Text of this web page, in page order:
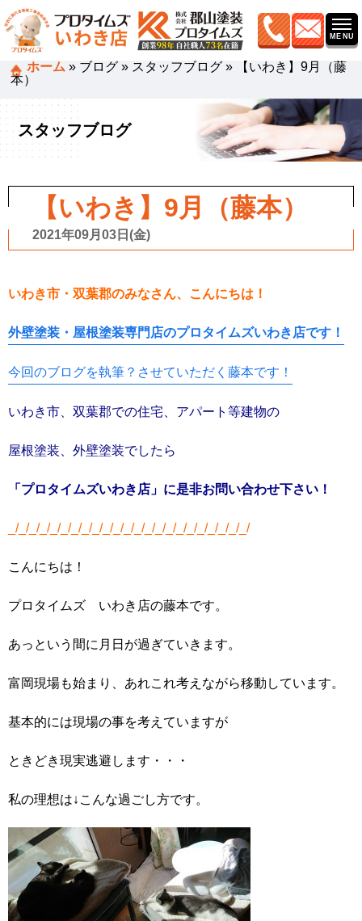
ホーム » ブログ » スタッフブログ »
【いわき】9月（藤
本）
スタッフブログ
【いわき】9月（藤本）
2021年09月03日(金)
いわき市・双葉郡のみなさん、こんにちは！
外壁塗装・屋根塗装専門店のプロタイムズいわき店です！
今回のブログを執筆？させていただく藤本です！
いわき市、双葉郡での住宅、アパート等建物の
屋根塗装、外壁塗装でしたら
「プロタイムズいわき店」に是非お問い合わせ下さい！
_/_/_/_/_/_/_/_/_/_/_/_/_/_/_/_/_/_/_/_/_/_/_/
こんにちは！
プロタイムズ いわき店の藤本です。
あっという間に月日が過ぎていきます。
富岡現場も始まり、あれこれ考えながら移動しています。
基本的には現場の事を考えていますが
ときどき現実逃避します・・・
私の理想は↓こんな過ごし方です。